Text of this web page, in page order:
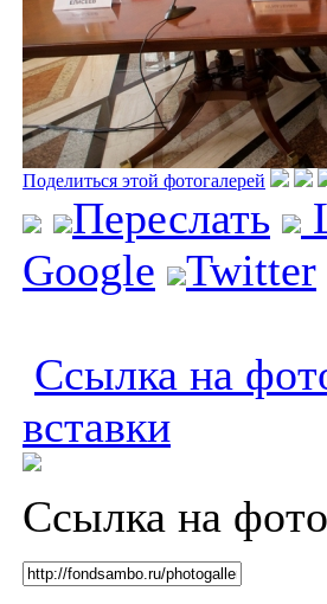
Поделиться этой фотогалерей
Переслать
Google
Twitter
Ссылка на
вставки
Ссылка на